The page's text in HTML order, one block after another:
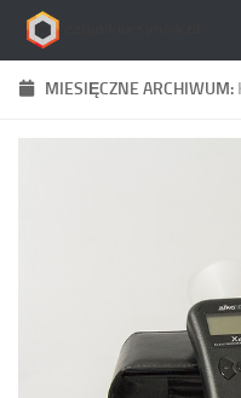
Skip to content
MIESIĘCZNE ARCHIWUM: